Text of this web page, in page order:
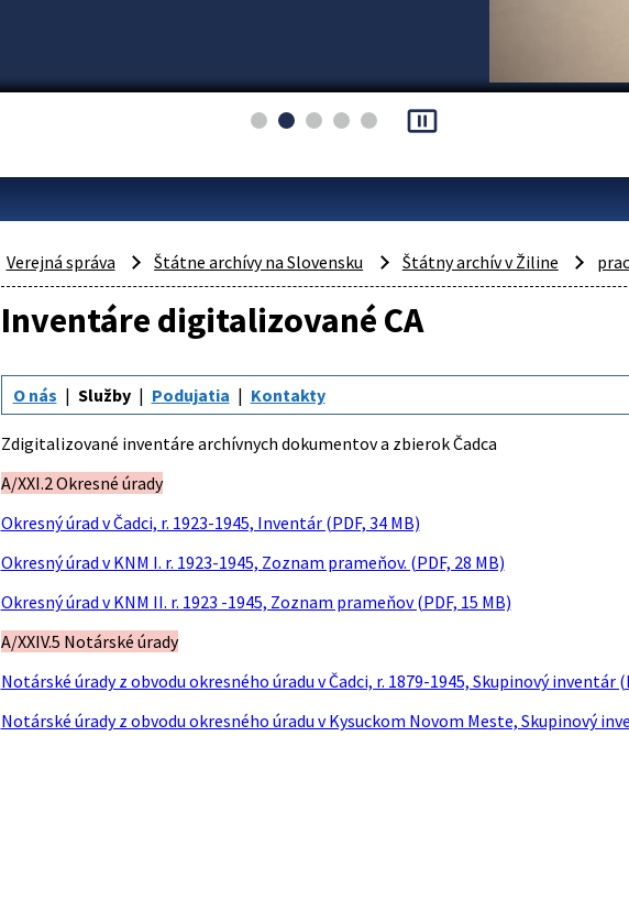
pause_presentation
Verejná správa Štátne archívy na Slovensku Štátny archív v Žiline
Inventáre digitalizované CA
O nás Služby Podujatia Kontakty
Zdigitalizované inventáre archívnych dokumentov a zbierok Čadca
A/XXI.2 Okresné úrady
Okresný úrad v Čadci, r. 1923-1945, Inventár (PDF, 34 MB)
Okresný úrad v KNM I. r. 1923-1945, Zoznam prameňov. (PDF, 28 MB)
Okresný úrad v KNM II. r. 1923 -1945, Zoznam prameňov (PDF, 15 MB)
A/XXIV.5 Notárské úrady
Notárské úrady z obvodu okresného úradu v Čadci, r. 1879-1945, Skupinový inventár
Notárské úrady z obvodu okresného úradu v Kysuckom Novom Meste, Skupinový